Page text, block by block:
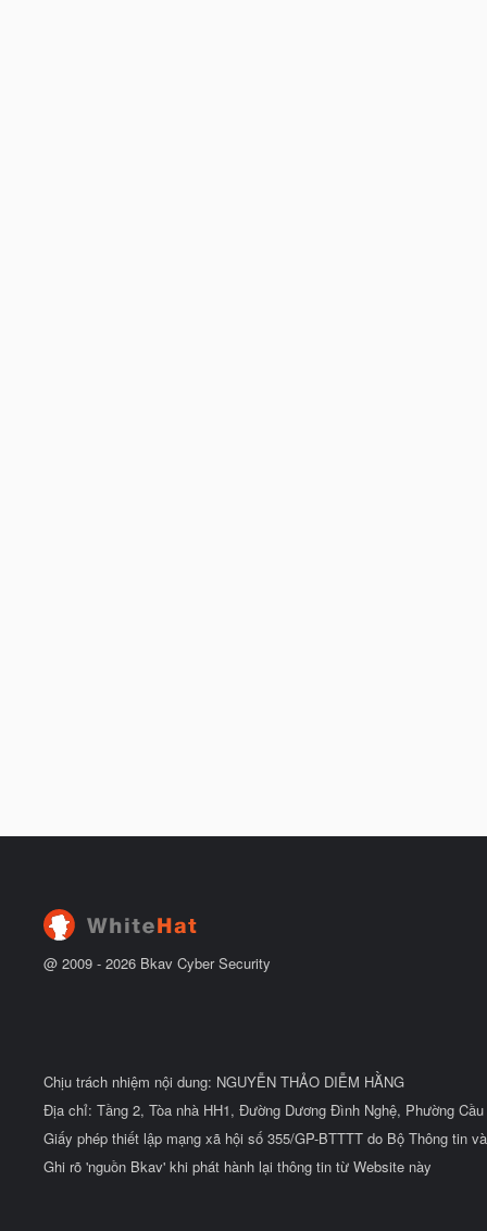
@ 2009 - 2026 Bkav Cyber Security
Chịu trách nhiệm nội dung: NGUYỄN THẢO DIỄM HẰNG
Địa chỉ: Tầng 2, Tòa nhà HH1, Đường Dương Đình Nghệ, Phường
Giấy phép thiết lập mạng xã hội số 355/GP-BTTTT do Bộ Thông tin
Ghi rõ 'nguồn Bkav' khi phát hành lại thông tin từ Website này